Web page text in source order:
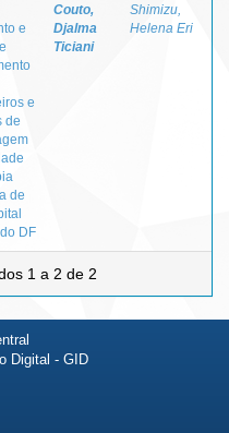
e
e
de
de
DF
Couto,
Djalma
Ticiani
Shimizu,
Helena Eri
1 a 2 de 2
Digital - GID